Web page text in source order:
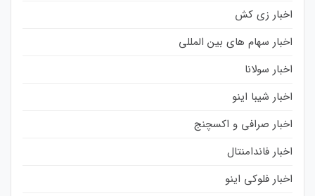
اخبار زی کش
اخبار سهام های بین المللی
اخبار سولانا
اخبار شیبا اینو
اخبار صرافی و اکسچنج
اخبار فاندامنتال
اخبار فلوکی اینو